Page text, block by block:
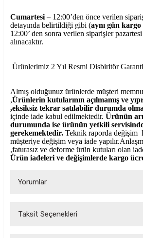
Cumartesi – 12:00’den önce verilen
detayında belirtildiği gibi (aynı gün kargo
12:00’ den sonra verilen siparişler
alınacaktır.
Ürünlerimiz 2 Yıl Resmi Disbiritör
Almış olduğunuz ürünlerde müşteri
,Ürünlerin kutularının açılmamış ve
,eksiksiz tekrar satılabilir durumda
içinde iade kabul edilmektedir. Ürünün
durumunda ise ürünün yetkili
gerekemektedir. Teknik raporda değişim
müşteriye değişim veya iade
,faturasız ve deforme ürün kutuları olan
Ürün iadeleri ve değişimlerde kargo
Yorumlar
Taksit Seçenekleri